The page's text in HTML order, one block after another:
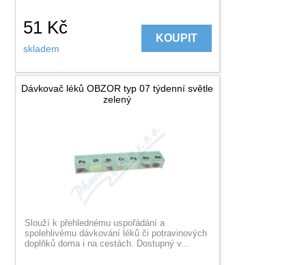
51 Kč
skladem
KOUPIT
Dávkovač léků OBZOR typ 07 týdenní světle
zelený
Slouží k přehlednému uspořádání a
spolehlivému dávkování léků či potravinových
doplňků doma i na cestách. Dostupný v...